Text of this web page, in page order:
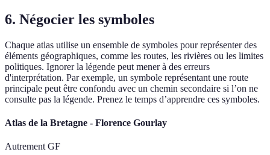
6. Négocier les symboles
Chaque atlas utilise un ensemble de symboles pour représenter des
éléments géographiques, comme les routes, les rivières ou les limites
politiques. Ignorer la légende peut mener à des erreurs
d'interprétation. Par exemple, un symbole représentant une route
principale peut être confondu avec un chemin secondaire si l’on ne
consulte pas la légende. Prenez le temps d’apprendre ces symboles.
Atlas de la Bretagne - Florence Gourlay
Autrement GF